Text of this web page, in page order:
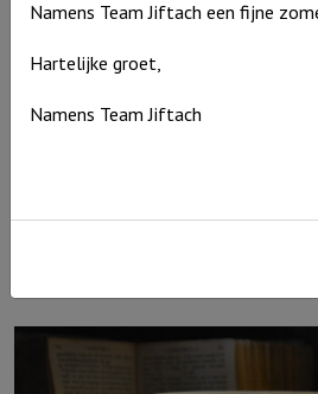
Namens Team Jiftach een fijne
Hartelijke groet,
Namens Team Jiftach